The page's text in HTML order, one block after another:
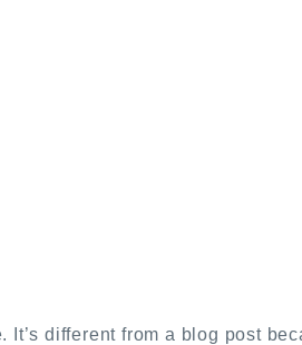
It’s different from a blog post